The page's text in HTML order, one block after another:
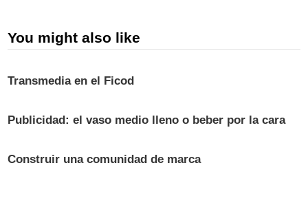
You might also like
Transmedia en el Ficod
Publicidad: el vaso medio lleno o beber por la cara
Construir una comunidad de marca